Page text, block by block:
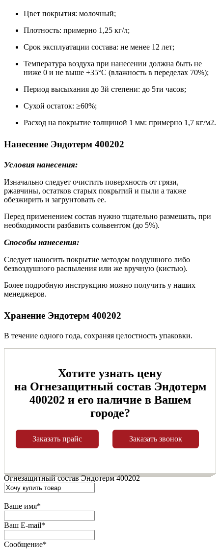
Цвет покрытия: молочный;
Плотность: примерно 1,25 кг/л;
Срок эксплуатации состава: не менее 12 лет;
Температура воздуха при нанесении должна быть не
ниже 0 и не выше +35°С (влажность в переделах 70%);
Период высыхания до 3й степени: до 5ти часов;
Сухой остаток: ≥60%;
Расход на покрытие толщиной 1 мм: примерно 1,7 кг/м2.
Нанесение Эндотерм 400202
Условия нанесения:
Изначально следует очистить поверхность от грязи,
ржавчины, остатков старых покрытий и пыли а также
обезжирить и загрунтовать ее.
Перед применением состав нужно тщательно размешать, при
необходимости разбавить сольвентом (до 5%).
Способы нанесения:
Следует наносить покрытие методом воздушного либо
безвоздушного распыления или же вручную (кистью).
Более подробную инструкцию можно получить у наших
менеджеров.
Хранение Эндотерм 400202
В течение одного года, сохраняя целостность упаковки.
Хотите узнать цену
на Огнезащитный состав Эндотерм
400202 и его наличие в Вашем
городе?
Заказать прайс Заказать звонок
Огнезащитный состав Эндотерм 400202
Ваше имя*
Ваш E-mail*
Сообщение*